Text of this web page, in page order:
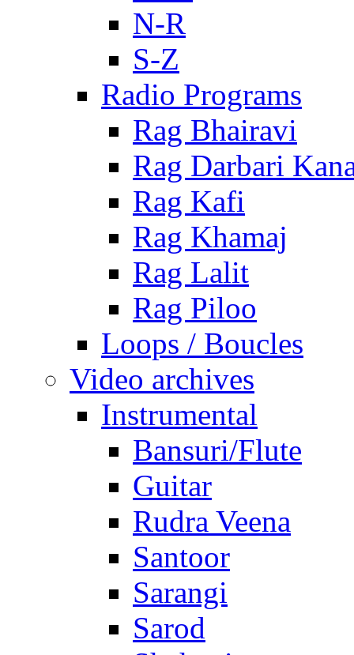
N-R
S-Z
Radio Programs
Rag Bhairavi
Rag Darbari
Rag Kafi
Rag Khamaj
Rag Lalit
Rag Piloo
Loops / Boucles
Video archives
Instrumental
Bansuri/Flute
Guitar
Rudra Veena
Santoor
Sarangi
Sarod